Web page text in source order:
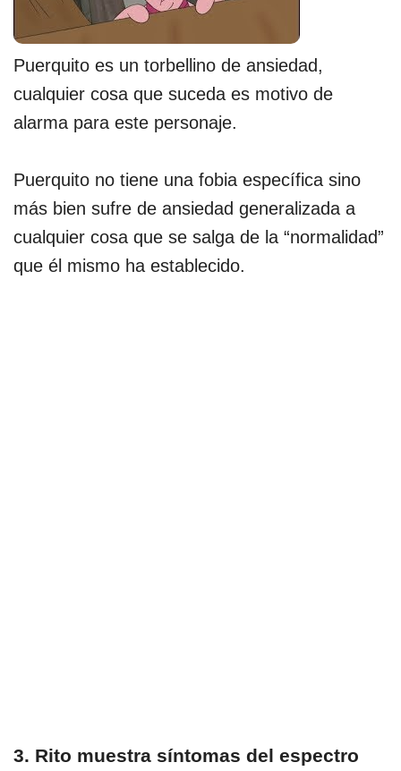
Puerquito es un torbellino de ansiedad,
cualquier cosa que suceda es motivo de
alarma para este personaje.
Puerquito no tiene una fobia específica sino
más bien sufre de ansiedad generalizada a
cualquier cosa que se salga de la “normalidad”
que él mismo ha establecido.
3. Rito muestra síntomas del espectro